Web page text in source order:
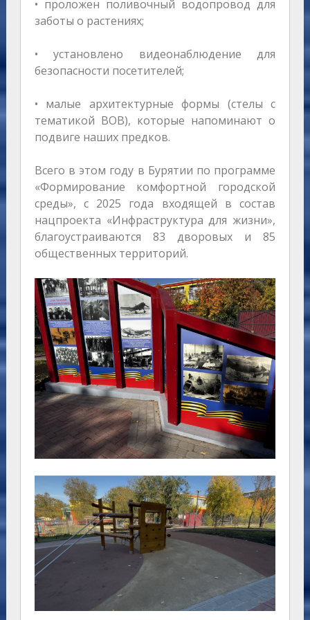
• проложен поливочный водопровод для
заботы о растениях;
• установлено видеонаблюдение для
безопасности посетителей;
• малые архитектурные формы (стелы с
тематикой ВОВ), которые напоминают о
подвиге наших предков.
Всего в этом году в Бурятии по программе
«Формирование комфортной городской
среды», с 2025 года входящей в состав
нацпроекта «Инфраструктура для жизни»,
благоустраиваются 83 дворовых и 85
общественных территорий.